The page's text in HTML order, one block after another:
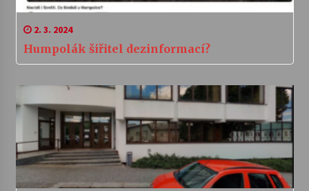
2. 3. 2024
Humpolák šiřitel dezinformací?